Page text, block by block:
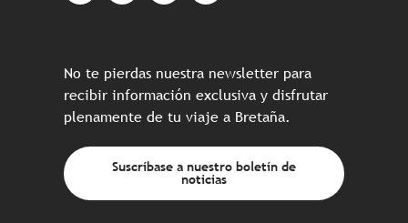
No te pierdas nuestra newsletter para
recibir información exclusiva y disfrutar
plenamente de tu viaje a Bretaña.
Suscríbase a nuestro boletín de
noticias